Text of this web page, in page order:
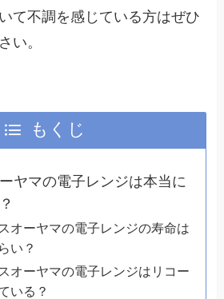
て不調を感じている方はぜひ
い。
もくじ
ヤマの電子レンジは本当に
オーヤマの電子レンジの寿命は
い？
オーヤマの電子レンジはリコー
いる？